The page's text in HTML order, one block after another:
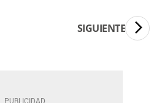
SIGUIENTE